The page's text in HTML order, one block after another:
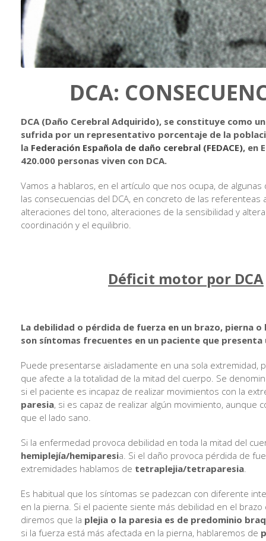
DCA:
DCA (Daño Cerebral Adquirido), se constituye como
sufrida por un representativo porcentaje de la
la Federación Española de daño cerebral (FEDACE), en
420.000 personas viven con DCA.
Vamos a hablaros, en el artículo que nos ocupa, de algunas
las consecuencias del DCA, en concreto de las referenteas
alteraciones del tono, alteraciones de la sensibilidad y
coordinación y el equilibrio.
Déficit motor por DCA
La debilidad o pérdida de fuerza en un brazo, pierna o
son síntomas frecuentes en un paciente que presenta
Puede presentarse aisladamente en una sola extremidad,
que afecte a la totalidad de la mitad del cuerpo. Se
si el paciente es incapaz de realizar movimientos con la
paresia, si es capaz de realizar algún movimiento, aunque
que el lado sano.
Si la enfermedad provoca debilidad en toda la mitad del
hemiplejía/hemiparesia. Si el daño provoca pérdida de
extremidades hablamos de tetraplejia/tetraparesia
Es habitual que los síntomas se padezcan con diferente
en la pierna. Si el paciente siente más debilidad en el
diremos que la plejia o la paresia es de predominio
si la fuerza está más afectada en la pierna, hablaremos de